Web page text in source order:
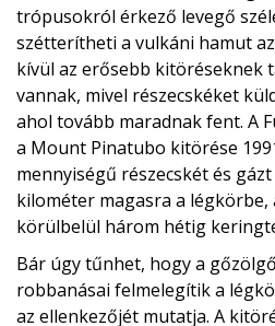
trópusokról érkező levegő
szétterítheti a vulkáni hamut
kívül az erősebb kitöréseknek
vannak, mivel részecskéket
ahol tovább maradnak fent. A
a Mount Pinatubo kitörése
mennyiségű részecskét és
kilométer magasra a légkörbe,
körülbelül három hétig
Bár úgy tűnhet, hogy a
robbanásai felmelegítik a
az ellenkezőjét mutatja. A